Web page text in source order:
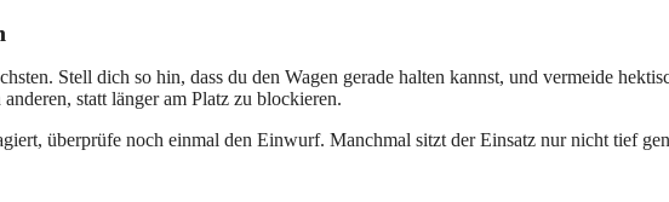
Stell dich so hin, dass du den Wagen gerade halten kannst, und vermeide
statt länger am Platz zu blockieren.
überprüfe noch einmal den Einwurf. Manchmal sitzt der Einsatz nur nicht tief